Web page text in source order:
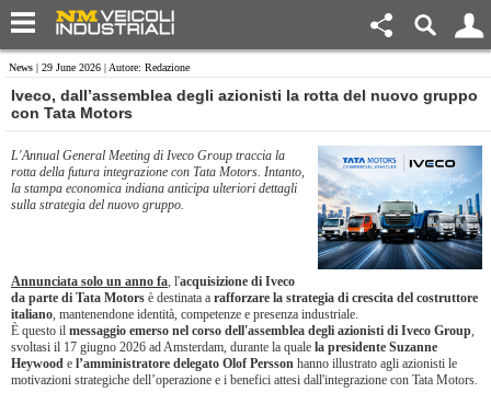
News | 29 June 2026 | Autore: Redazione
Iveco, dall’assemblea degli azionisti la rotta del nuovo gruppo
con Tata Motors
L'Annual General Meeting di Iveco Group traccia la
rotta della futura integrazione con Tata Motors. Intanto,
la stampa economica indiana anticipa ulteriori dettagli
sulla strategia del nuovo gruppo.
Annunciata solo un anno fa, l'acquisizione di Iveco
da parte di Tata Motors è destinata a rafforzare la strategia di crescita del costruttore
italiano, mantenendone identità, competenze e presenza industriale.
È questo il messaggio emerso nel corso dell'assemblea degli azionisti di Iveco Group,
svoltasi il 17 giugno 2026 ad Amsterdam, durante la quale la presidente Suzanne
Heywood e l’amministratore delegato Olof Persson hanno illustrato agli azionisti le
motivazioni strategiche dell’operazione e i benefici attesi dall'integrazione con Tata Motors.